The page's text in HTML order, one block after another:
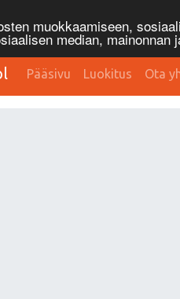
muokkaamiseen,
median, mainonnan
Pääsivu Luokitus Ota